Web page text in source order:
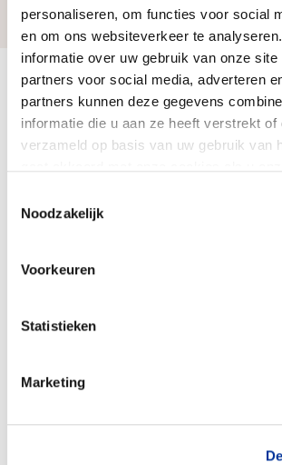
personaliseren, om functies voor social
en om ons websiteverkeer te
informatie over uw gebruik van onze site
partners voor social media, adverteren
partners kunnen deze gegevens
informatie die u aan ze heeft verstrekt of
verzameld op basis van uw gebruik van
Noodzakelijk
Voorkeuren
Statistieken
Marketing
Doelbesteding (2025)
€